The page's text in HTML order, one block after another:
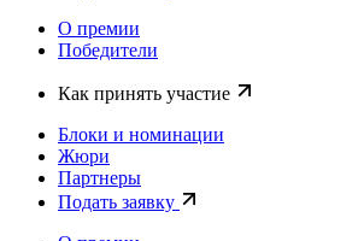
О премии
Победители
Как принять участие
Блоки и номинации
Жюри
Партнеры
Подать заявку